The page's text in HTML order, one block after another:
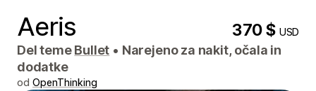
Aeris 370 $USD
Del temeBullet • Narejeno za nakit, očala in
dodatke
od OpenThinking